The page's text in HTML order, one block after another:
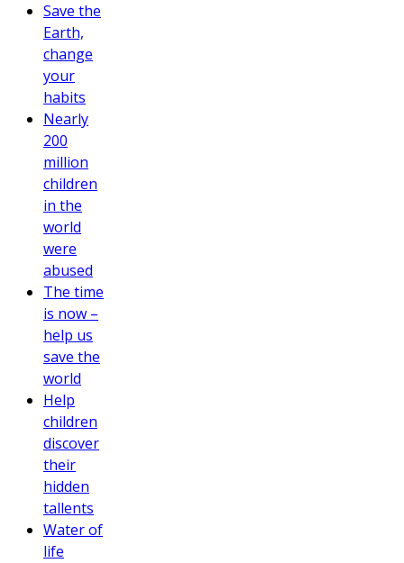
Save the
Earth,
change
your
habits
Nearly
200
million
children
in the
world
were
abused
The time
is now –
help us
save the
world
Help
children
discover
their
hidden
tallents
Water of
life